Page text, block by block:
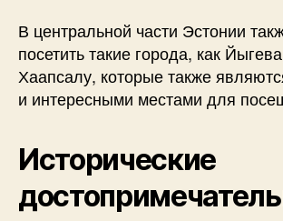
В центральной части Эстонии
посетить такие города, как
Хаапсалу, которые также
и интересными местами для
Исторические